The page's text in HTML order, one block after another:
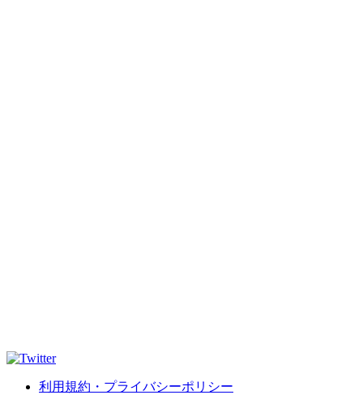
利用規約・プライバシーポリシー